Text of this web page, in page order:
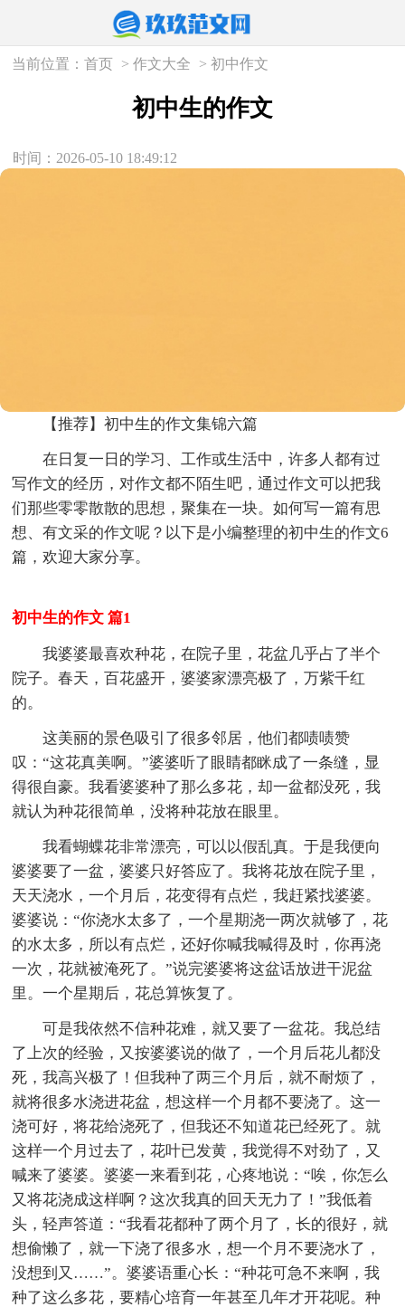
当前位置：首页 >作文大全 >初中作文
初中生的作文
时间：2026-05-10 18:49:12
【推荐】初中生的作文集锦六篇
在日复一日的学习、工作或生活中，许多人都有过
写作文的经历，对作文都不陌生吧，通过作文可以把我
们那些零零散散的思想，聚集在一块。如何写一篇有思
想、有文采的作文呢？以下是小编整理的初中生的作文6
篇，欢迎大家分享。
初中生的作文 篇1
我婆婆最喜欢种花，在院子里，花盆几乎占了半个
院子。春天，百花盛开，婆婆家漂亮极了，万紫千红
的。
这美丽的景色吸引了很多邻居，他们都啧啧赞
叹：“这花真美啊。”婆婆听了眼睛都眯成了一条缝，显
得很自豪。我看婆婆种了那么多花，却一盆都没死，我
就认为种花很简单，没将种花放在眼里。
我看蝴蝶花非常漂亮，可以以假乱真。于是我便向
婆婆要了一盆，婆婆只好答应了。我将花放在院子里，
天天浇水，一个月后，花变得有点烂，我赶紧找婆婆。
婆婆说：“你浇水太多了，一个星期浇一两次就够了，花
的水太多，所以有点烂，还好你喊我喊得及时，你再浇
一次，花就被淹死了。”说完婆婆将这盆话放进干泥盆
里。一个星期后，花总算恢复了。
可是我依然不信种花难，就又要了一盆花。我总结
了上次的经验，又按婆婆说的做了，一个月后花儿都没
死，我高兴极了！但我种了两三个月后，就不耐烦了，
就将很多水浇进花盆，想这样一个月都不要浇了。这一
浇可好，将花给浇死了，但我还不知道花已经死了。就
这样一个月过去了，花叶已发黄，我觉得不对劲了，又
喊来了婆婆。婆婆一来看到花，心疼地说：“唉，你怎么
又将花浇成这样啊？这次我真的回天无力了！”我低着
头，轻声答道：“我看花都种了两个月了，长的很好，就
想偷懒了，就一下浇了很多水，想一个月不要浇水了，
没想到又……”。婆婆语重心长：“种花可急不来啊，我
种了这么多花，要精心培育一年甚至几年才开花呢。种